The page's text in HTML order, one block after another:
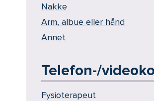
Nakke
Arm, albue eller hånd
Annet
Telefon-/
Fysioterapeut